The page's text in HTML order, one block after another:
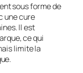
sous forme de
une cure
Il est
ce qui
limite la